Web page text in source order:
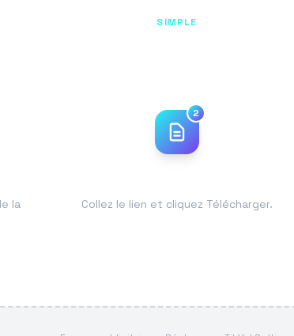
SIMPLE
la
2
Collez le lien et cliquez Télécharger.